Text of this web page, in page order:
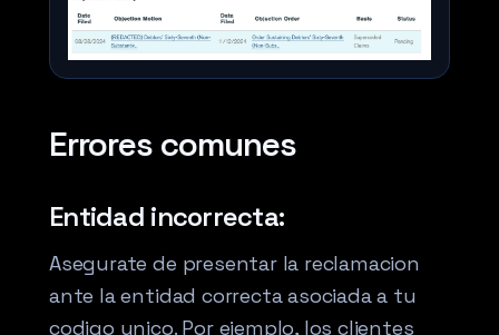
Errores comunes
Entidad incorrecta:
Asegurate de presentar la reclamacion
ante la entidad correcta asociada a tu
codigo unico. Por ejemplo, los clientes